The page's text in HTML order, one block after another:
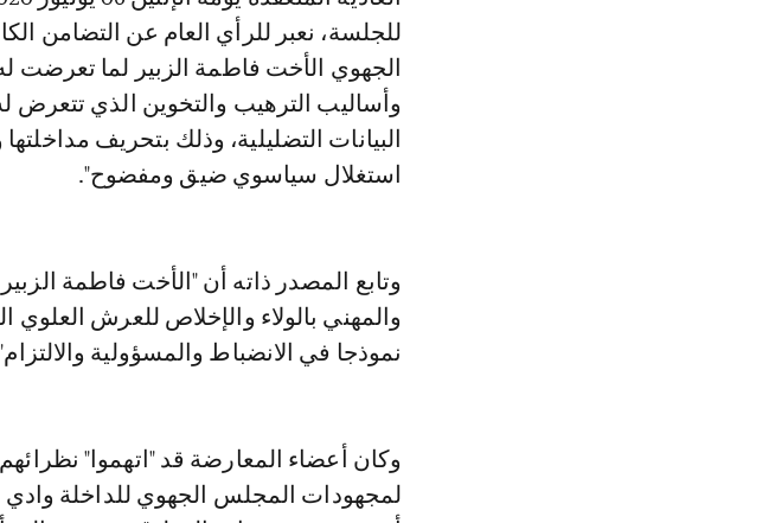
للجلسة، نعبر للرأي العام عن التضامن
الجهوي الأخت فاطمة الزبير لما تعرضت
وأساليب الترهيب والتخوين الذي
البيانات التضليلية، وذلك بتحريف
استغلال سياسوي ضيق ومفضوح".
وتابع المصدر ذاته أن "الأخت فاطمة
والمهني بالولاء والإخلاص للعرش العلوي
نموذجا في الانضباط والمسؤولية
وكان أعضاء المعارضة قد "اتهموا" نظرائهم
لمجهودات المجلس الجهوي للداخلة وادي